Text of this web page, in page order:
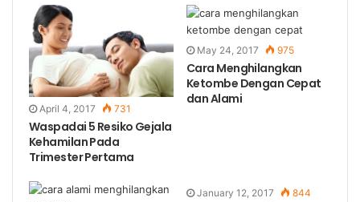
April 4, 2017 731
Waspadai 5 Resiko Gejala
Kehamilan Pada
Trimester Pertama
May 24, 2017 975
Cara Menghilangkan
Ketombe Dengan Cepat
dan Alami
January 12, 2017 844